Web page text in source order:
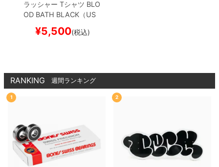
ラッシャー Tシャツ BLO
OD BATH BLACK（US
スケボー
¥5,500(税込)
RANKING 週間ランキング
1 2